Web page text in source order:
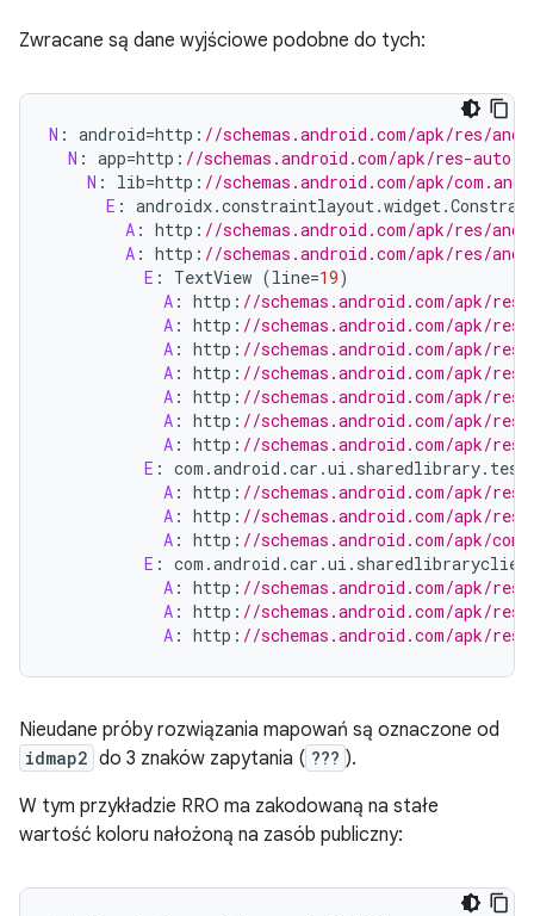
Zwracane są dane wyjściowe podobne do tych:
N : android=http : //schemas.android.com/apk/res/
N : app=http : //schemas.android.com/apk/res-auto
N : lib=http : //schemas.android.com/apk/
E : androidx.constraintlayout.widget.
A : http : //schemas.android.com/apk/res/
A : http : //schemas.android.com/apk/res/
E : TextView (line=19)
A : http : //schemas.android.com/apk/
A : http : //schemas.android.com/apk/
A : http : //schemas.android.com/apk/
A : http : //schemas.android.com/apk/
A : http : //schemas.android.com/apk/
A : http : //schemas.android.com/apk/
A : http : //schemas.android.com/apk/
E : com .android .car .ui . sharedlibrary. test
A : http : //schemas.android.com/apk/
A : http : //schemas.android.com/apk/
A : http : //schemas.android.com/apk/
E : com .android .car .ui .
A : http : //schemas.android.com/apk/
A : http : //schemas.android.com/apk/
A : http : //schemas.android.com/apk/
Nieudane próby rozwiązania mapowań są oznaczone od
idmap2 do 3 znaków zapytania ( ??? ).
W tym przykładzie RRO ma zakodowaną na stałe
wartość koloru nałożoną na zasób publiczny: